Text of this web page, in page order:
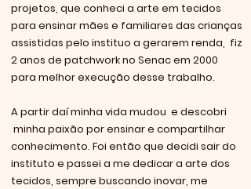
projetos, que conheci a arte em tecidos
para ensinar mães e familiares das crianças
assistidas pelo instituo a gerarem renda, fiz
2 anos de patchwork no Senac em 2000
para melhor execução desse trabalho.
A partir daí minha vida mudou e descobri
minha paixão por ensinar e compartilhar
conhecimento. Foi então que decidi sair do
instituto e passei a me dedicar a arte dos
tecidos, sempre buscando inovar, me